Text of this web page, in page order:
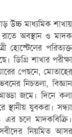
উচ্চ মাধ্যমিক শাখায়
অবস্থান ও মাদক
হোস্টেলের পরিত্যক্ত
ডিগ্রি শাখার পরীক্ষা
পেছনে, মোতাহের
নিচতলা, বিজ্ঞান
জমে। দিনে কলা
যুবকরা। সন্ধ্যা
এর চলে মাদকবিক্রি।
নিয়মিত আসর